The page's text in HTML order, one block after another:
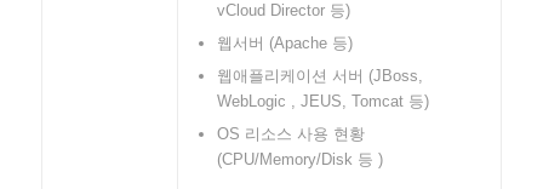
vCloud Director 등)
웹서버 (Apache 등)
웹애플리케이션 서버 (JBoss,
WebLogic , JEUS, Tomcat 등)
OS 리소스 사용 현황
(CPU/Memory/Disk 등 )